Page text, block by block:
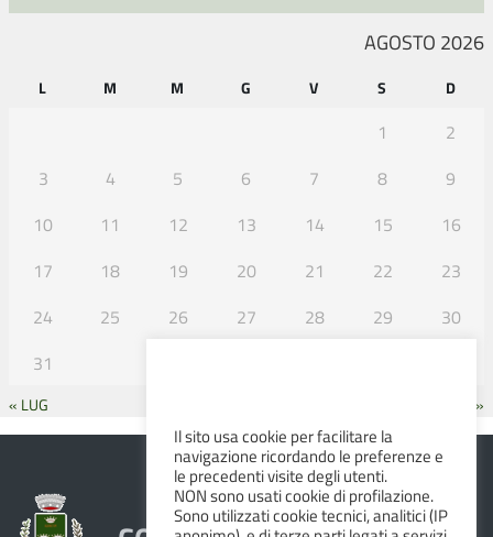
AGOSTO 2026
L M M G V S D
1
2
3
4 5 6 7 8
9
10
11 12 13 14 15
16
17
18 19 20 21 22
23
24
25 26 27 28 29
30
31
« LUG SET »
Il sito usa cookie per facilitare la
navigazione ricordando le preferenze e
le precedenti visite degli utenti.
NON sono usati cookie di profilazione.
Sono utilizzati cookie tecnici, analitici (IP